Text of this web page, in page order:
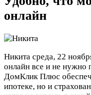
онлайн
Никита среда, 22
онлайн все и не нужно
ДомКлик Плюс
ипотеке, но и